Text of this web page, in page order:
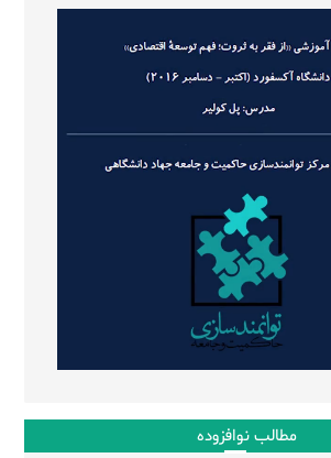
مطالب نوافزوده